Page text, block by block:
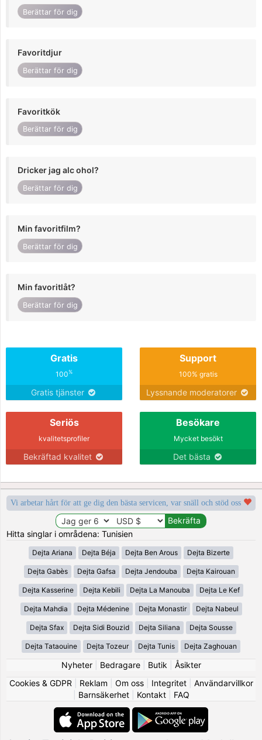
Berättar för dig
Favoritdjur
Berättar för dig
Favoritkök
Berättar för dig
Dricker jag alc ohol?
Berättar för dig
Min favoritfilm?
Berättar för dig
Min favoritlåt?
Berättar för dig
Gratis
100%
Gratis tjänster
Support
100% gratis
Lyssnande moderatorer
Seriös
kvalitetsprofiler
Bekräftad kvalitet
Besökare
Mycket besökt
Det bästa
Vi arbetar hårt för att ge dig den bästa servicen, var snäll och stöd oss
Hitta singlar i områdena: Tunisien
Dejta Ariana Dejta Béja Dejta Ben Arous Dejta Bizerte
Dejta Gabès Dejta Gafsa Dejta Jendouba Dejta Kairouan
Dejta Kasserine Dejta Kebili Dejta La Manouba Dejta Le Kef
Dejta Mahdia Dejta Médenine Dejta Monastir Dejta Nabeul
Dejta Sfax Dejta Sidi Bouzid Dejta Siliana Dejta Sousse
Dejta Tataouine Dejta Tozeur Dejta Tunis Dejta Zaghouan
Nyheter| Bedragare| Butik
Åsikter
Cookies & GDPR
Reklam Om oss| Integritet| Användarvillkor
Barnsäkerhet| Kontakt| FAQ